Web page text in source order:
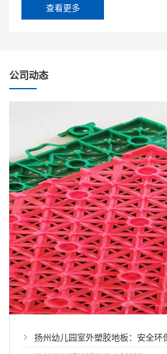
查看更多
公司动态
扬州幼儿园室外塑胶地板：安全环